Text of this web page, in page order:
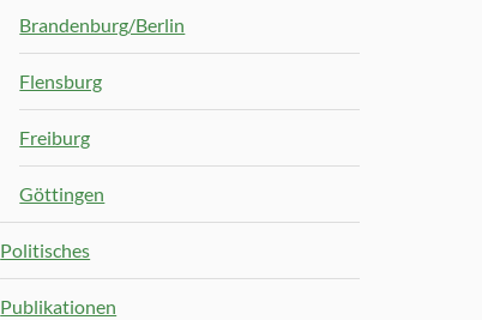
Brandenburg/Berlin
Flensburg
Freiburg
Göttingen
Politisches
Publikationen